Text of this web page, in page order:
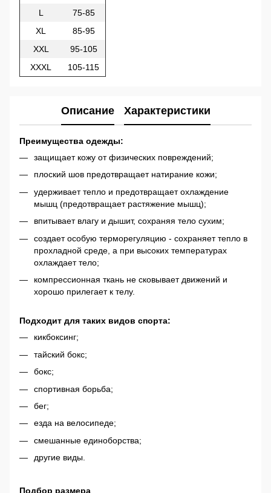
L
75-85
XL
85-95
XXL
95-105
XXXL
105-115
Описание Характеристики
Преимущества одежды:
защищает кожу от физических повреждений;
плоский шов предотвращает натирание кожи;
удерживает тепло и предотвращает охлаждение
мышц (предотвращает растяжение мышц);
впитывает влагу и дышит, сохраняя тело сухим;
создает особую терморегуляцию - сохраняет тепло в
прохладной среде, а при высоких температурах
охлаждает тело;
компрессионная ткань не сковывает движений и
хорошо прилегает к телу.
Подходит для таких видов спорта:
кикбоксинг;
тайский бокс;
бокс;
спортивная борьба;
бег;
езда на велосипеде;
смешанные единоборства;
другие виды.
Подбор размера